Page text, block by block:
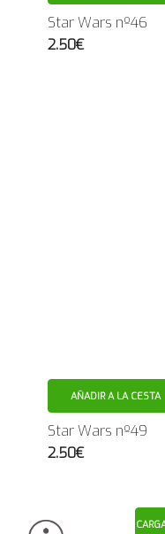
Star Wars nº46
2.50€
AÑADIR A LA CESTA
Star Wars nº49
2.50€